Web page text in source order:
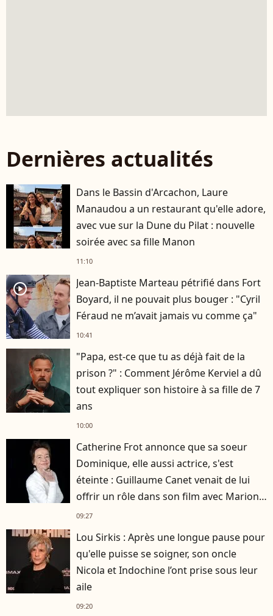
Dernières actualités
Dans le Bassin d'Arcachon, Laure
Manaudou a un restaurant qu'elle adore,
avec vue sur la Dune du Pilat : nouvelle
soirée avec sa fille Manon
11:10
player2
Jean-Baptiste Marteau pétrifié dans Fort
Boyard, il ne pouvait plus bouger : "Cyril
Féraud ne m’avait jamais vu comme ça"
10:41
"Papa, est-ce que tu as déjà fait de la
prison ?" : Comment Jérôme Kerviel a dû
tout expliquer son histoire à sa fille de 7
ans
10:00
Catherine Frot annonce que sa soeur
Dominique, elle aussi actrice, s'est
éteinte : Guillaume Canet venait de lui
offrir un rôle dans son film avec Marion
Cotillard
09:27
Lou Sirkis : Après une longue pause pour
qu'elle puisse se soigner, son oncle
Nicola et Indochine l’ont prise sous leur
aile
09:20